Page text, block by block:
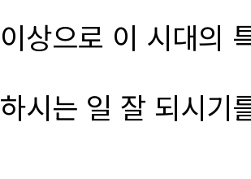
이상으로 이 시대의
하시는 일 잘 되시기